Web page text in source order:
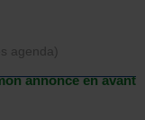
agenda)
annonce en avant